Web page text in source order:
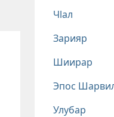
Чlал
Зарияр
Шиирар
Эпос
Улубар